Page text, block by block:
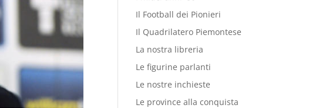
Il Football dei Pionieri
Il Quadrilatero Piemontese
La nostra libreria
Le figurine parlanti
Le nostre inchieste
Le province alla conquista